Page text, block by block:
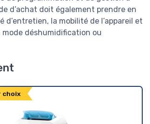
d’achat doit également prendre en
d’entretien, la mobilité de l’appareil et
mode déshumidification ou
choix